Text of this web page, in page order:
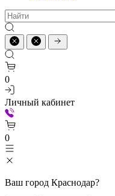
0
Личный кабинет
0
Ваш город Краснодар?